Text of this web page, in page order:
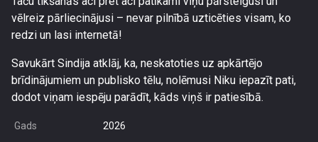
vēlreiz pārliecinājusi – nevar pilnībā uzticēties visam, ko
redzi un lasi internetā!
Savukārt Sindija atklāj, ka, neskatoties uz apkārtējo
brīdinājumiem un publisko tēlu, nolēmusi Niku iepazīt pati,
dodot viņam iespēju parādīt, kāds viņš ir patiesībā.
Gads 2026